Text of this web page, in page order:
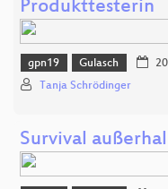
Produkttesterin
gpn19 Gulasch
Tanja Schrödinger
Survival